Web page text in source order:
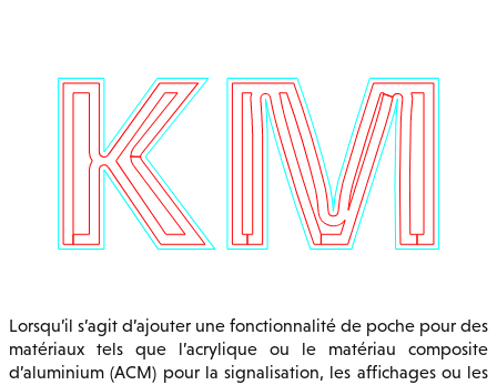
Lorsqu’il s’agit d’ajouter une fonctionnalité de poche pour des
matériaux tels que l’acrylique ou le matériau composite
d’aluminium (ACM) pour la signalisation, les affichages ou les